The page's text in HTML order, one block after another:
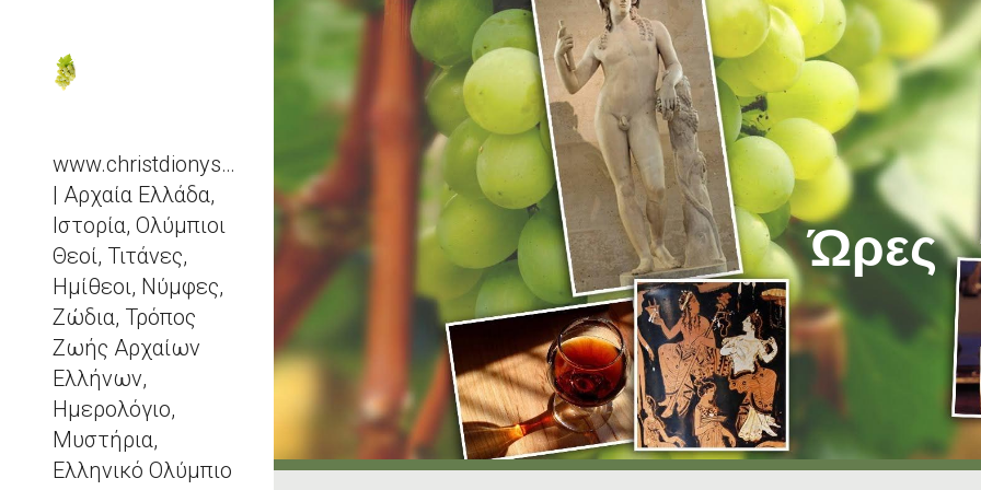
Skip to main content Skip to
www.christdionysos.com
| Αρχαία Ελλάδα,
Ιστορία, Ολύμπιοι
Θεοί, Τιτάνες,
Ημίθεοι, Νύμφες,
Ζώδια, Τρόπος
Ζωής Αρχαίων
Ελλήνων,
Ημερολόγιο,
Μυστήρια,
Ελληνικό Ολύμπιο
Ώρες